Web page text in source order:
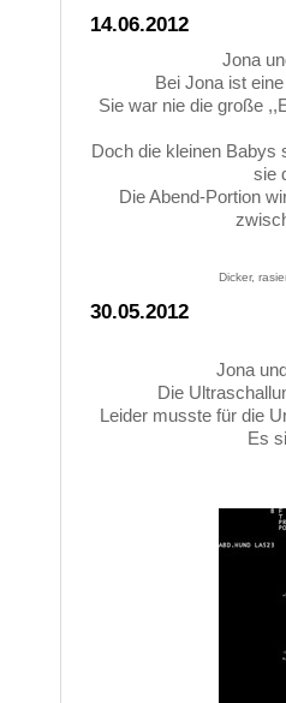
14.06.2012
Jona
Bei Jona ist e
Sie war nie die große
Doch die kleinen Babys
sie
Die Abend-Portion
Dicker,
30.05.2012
Jona
Die
Leider musste für die
Es